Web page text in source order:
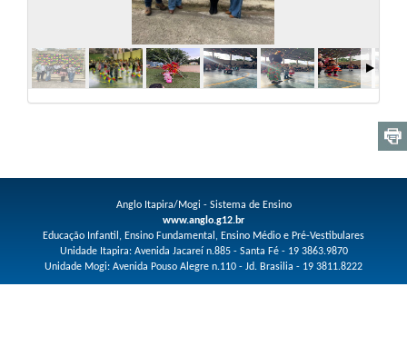
Anglo Itapira/Mogi - Sistema de Ensino
www.anglo.g12.br
Educação Infantil, Ensino Fundamental, Ensino Médio e Pré-Vestibulares
Unidade Itapira: Avenida Jacareí n.885 - Santa Fé - 19 3863.9870
Unidade Mogi: Avenida Pouso Alegre n.110 - Jd. Brasilia - 19 3811.8222